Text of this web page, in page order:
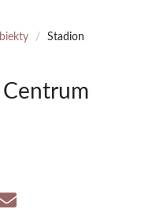
/
Stadion
Centrum
Share